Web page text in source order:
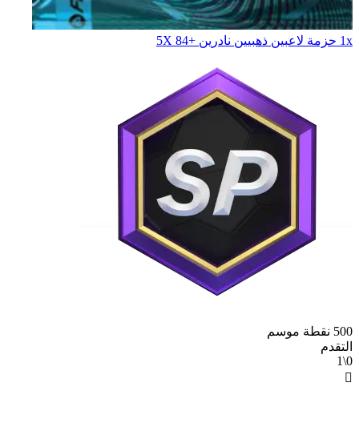
1x حزمة لاعبين ذهبيين نادرين +84 X‏5
500 نقطة موسم
التقدم
0\1
